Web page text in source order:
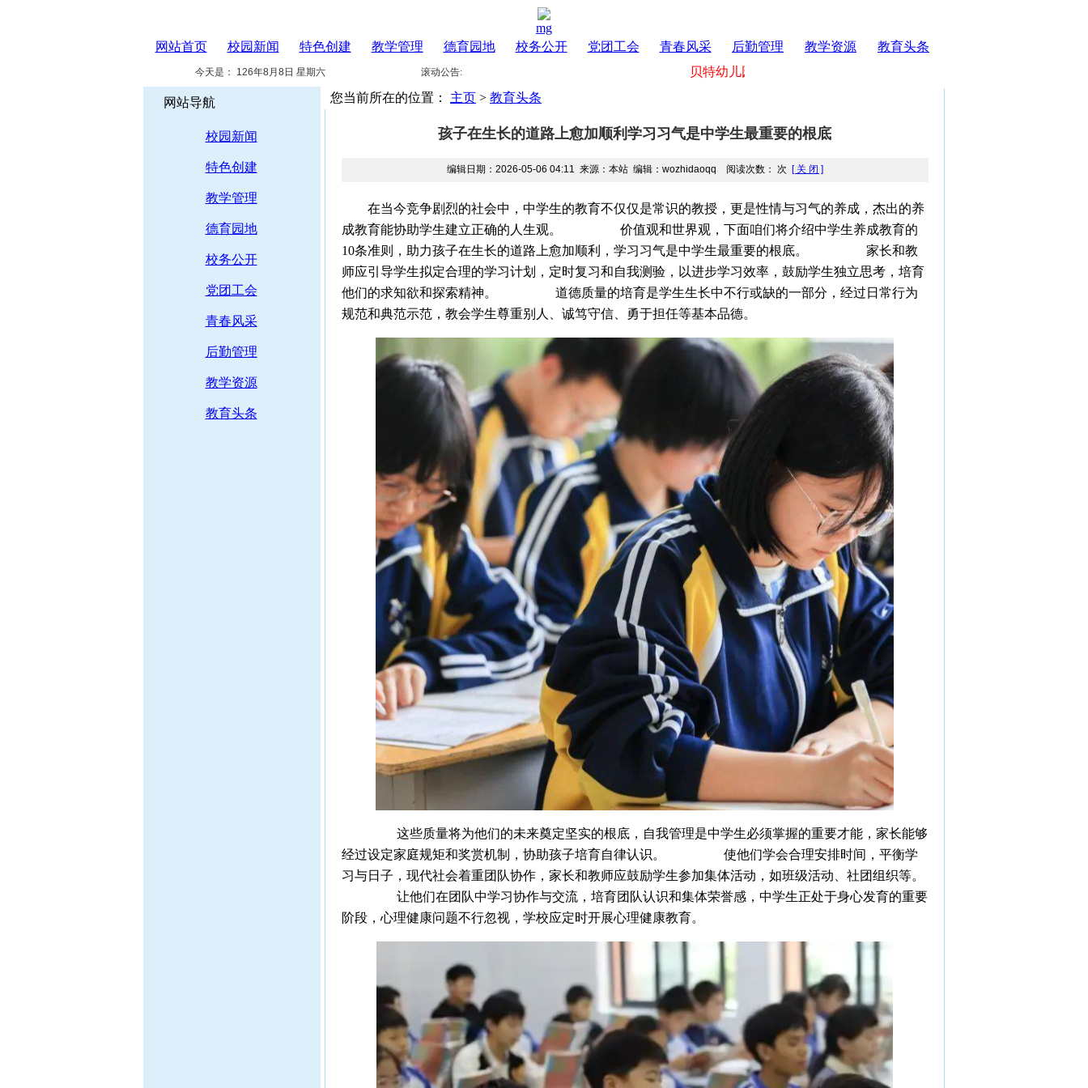
mg
网站首页
校园新闻 特色创建 教学管理 德育园地 校务公开 党团工会 青春风采 后勤管理 教学资源 教育头条
今天是： 126年8月8日 星期六 滚动公告: 贝特幼儿园欢迎您！
网站导航
校园新闻
特色创建
教学管理
德育园地
校务公开
党团工会
青春风采
后勤管理
教学资源
教育头条
您当前所在的位置： 主页 > 教育头条
孩子在生长的道路上愈加顺利学习习气是中学生最重要的根底
编辑日期：2026-05-06 04:11 来源：本站 编辑：wozhidaoqq 阅读次数： 次 [ 关 闭 ]
在当今竞争剧烈的社会中，中学生的教育不仅仅是常识的教授，更是性情与习气的养成，杰出的养
成教育能协助学生建立正确的人生观。 价值观和世界观，下面咱们将介绍中学生养成教育的
10条准则，助力孩子在生长的道路上愈加顺利，学习习气是中学生最重要的根底。 家长和教
师应引导学生拟定合理的学习计划，定时复习和自我测验，以进步学习效率，鼓励学生独立思考，培育
他们的求知欲和探索精神。 道德质量的培育是学生生长中不行或缺的一部分，经过日常行为
规范和典范示范，教会学生尊重别人、诚笃守信、勇于担任等基本品德。
这些质量将为他们的未来奠定坚实的根底，自我管理是中学生必须掌握的重要才能，家长能够
经过设定家庭规矩和奖赏机制，协助孩子培育自律认识。 使他们学会合理安排时间，平衡学
习与日子，现代社会着重团队协作，家长和教师应鼓励学生参加集体活动，如班级活动、社团组织等。
让他们在团队中学习协作与交流，培育团队认识和集体荣誉感，中学生正处于身心发育的重要
阶段，心理健康问题不行忽视，学校应定时开展心理健康教育。